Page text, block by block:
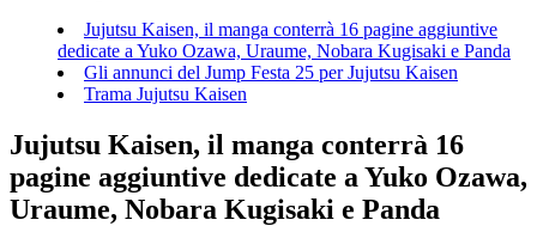
Jujutsu Kaisen, il manga conterrà 16 pagine aggiuntive
dedicate a Yuko Ozawa, Uraume, Nobara Kugisaki e Panda
Gli annunci del Jump Festa 25 per Jujutsu Kaisen
Trama Jujutsu Kaisen
Jujutsu Kaisen, il manga conterrà 16
pagine aggiuntive dedicate a Yuko Ozawa,
Uraume, Nobara Kugisaki e Panda